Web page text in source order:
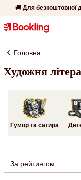
🚚 Для безкоштовної
Головна
Художня
Гумор та сатира
За рейтингом